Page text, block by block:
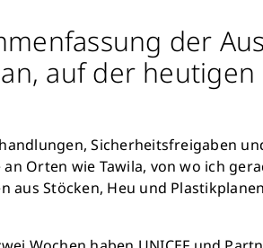
der
auf der
Sicherheitsfreigaben
Orten wie Tawila, von wo ich
Stöcken, Heu und